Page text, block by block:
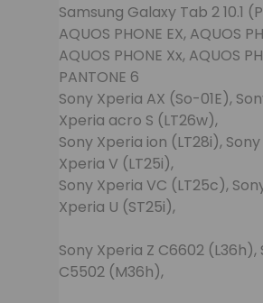
Samsung Galaxy Tab 2 10.1
AQUOS PHONE EX, AQUOS
AQUOS PHONE Xx, AQUOS
PANTONE 6
Sony Xperia AX (So-01E),
Xperia acro S (LT26w),
Sony Xperia ion (LT28i),
Xperia V (LT25i),
Sony Xperia VC (LT25c),
Xperia U (ST25i),
Sony Xperia Z C6602
C5502 (M36h),